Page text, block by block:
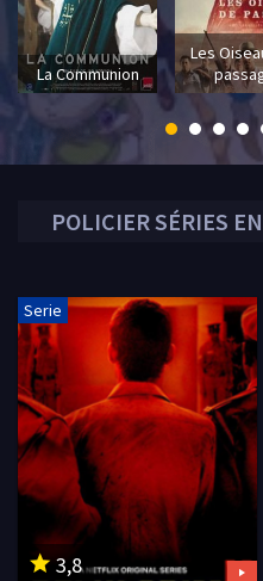
POLICIERSÉRIES
3,8
Serie
La Communion
Les